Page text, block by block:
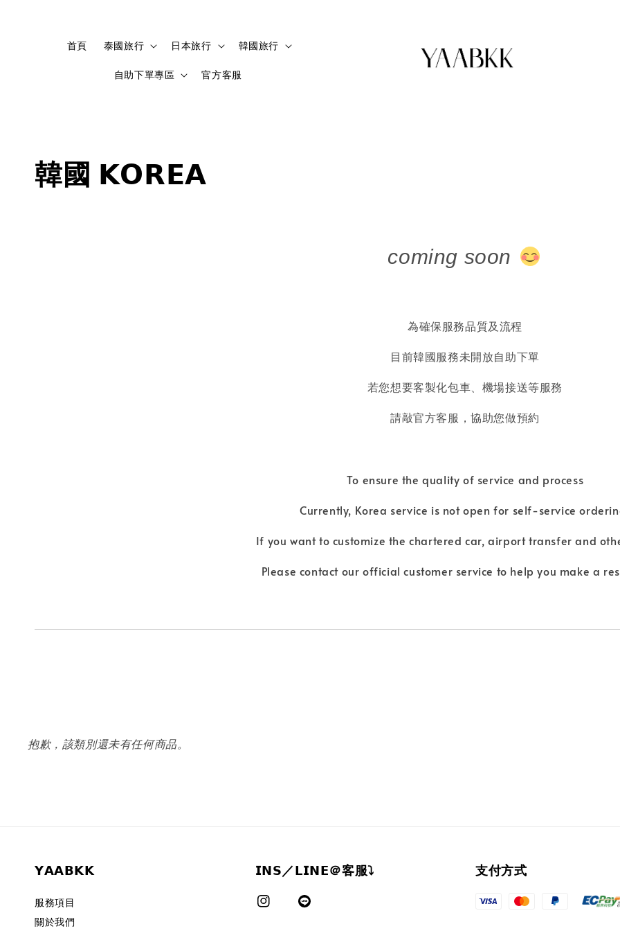
首頁 泰國旅行 日本旅行 韓國旅行
自助下單專區 官方客服
韓國 𝗞𝗢𝗥𝗘𝗔
coming soon
為確保服務品質及流程
目前韓國服務未開放自助下單
若您想要客製化包車、機場接送等服務
請敲官方客服，協助您做預約
To ensure the quality of service and process
Currently, Korea service is not open for self-service
If you want to customize the chartered car, airport transfer and
Please contact our official customer service to help you make a
抱歉，該類別還未有任何商品。
𝗬𝗔𝗔𝗕𝗞𝗞
服務項目
關於我們
𝗜𝗡𝗦／𝗟𝗜𝗡𝗘＠客服⤵︎ 支付方式